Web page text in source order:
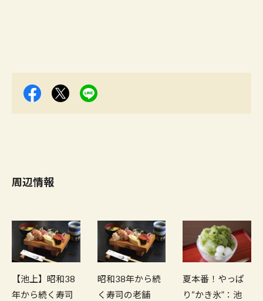
周辺情報
【池上】昭和38
年から続く寿司
昭和38年から続
く寿司の老舗
夏本番！やっぱ
り“かき氷”：池